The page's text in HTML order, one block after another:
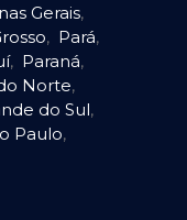
Gerais,
, Pará,
, Paraná,
Norte,
do Sul,
Paulo,